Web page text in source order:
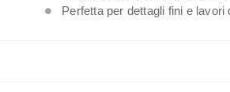
Perfetta per dettagli fini e